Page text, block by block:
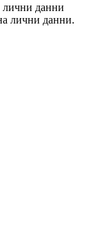
лични данни
лични данни.